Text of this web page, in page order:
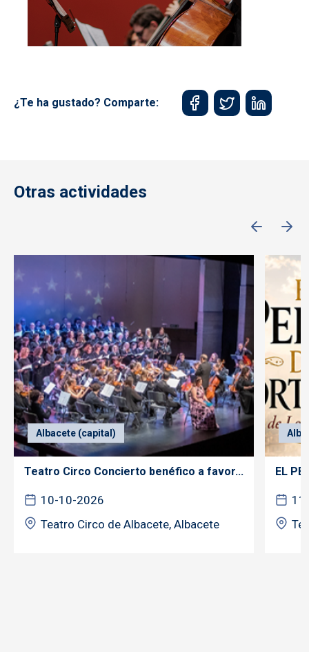
¿Te ha gustado? Comparte:
Otras actividades
Albacete (capital)
Teatro Circo Concierto benéfico a favor...
10-10-2026
Teatro Circo de Albacete, Albacete
EL